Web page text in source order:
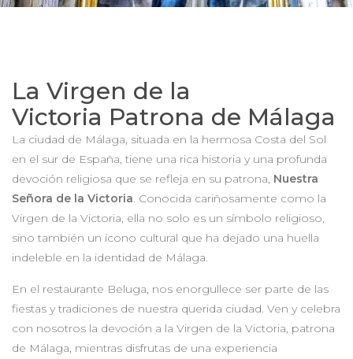
La Virgen de la
Victoria Patrona de Málaga
La ciudad de Málaga, situada en la hermosa Costa del Sol
en el sur de España, tiene una rica historia y una profunda
devoción religiosa que se refleja en su patrona, Nuestra
Señora de la Victoria. Conocida cariñosamente como la
Virgen de la Victoria, ella no solo es un símbolo religioso,
sino también un ícono cultural que ha dejado una huella
indeleble en la identidad de Málaga.
En el restaurante Beluga, nos enorgullece ser parte de las
fiestas y tradiciones de nuestra querida ciudad. Ven y celebra
con nosotros la devoción a la Virgen de la Victoria, patrona
de Málaga, mientras disfrutas de una experiencia